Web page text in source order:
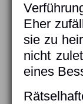
Eher
sie zu
nicht
eines